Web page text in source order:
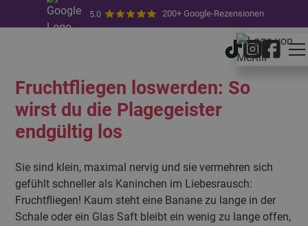
5.0 200+ Google-Rezensionen
Julian Emad
Fruchtfliegen loswerden: So
wirst du die Plagegeister
endgültig los
Sie sind klein, maximal nervig und sie vermehren sich
gefühlt schneller als Kaninchen im Liebesrausch:
Fruchtfliegen! Kaum steht eine Banane zu lange in der
Schale oder ein Glas Saft bleibt ein wenig zu lange offen,